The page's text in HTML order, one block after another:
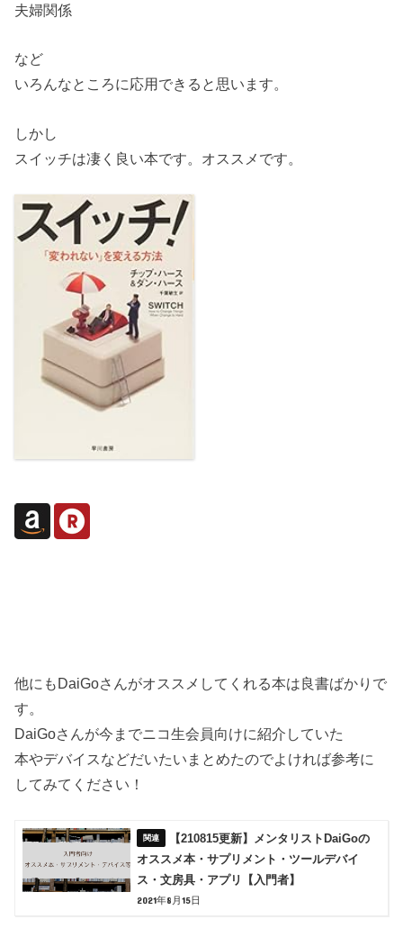
夫婦関係
など
いろんなところに応用できると思います。
しかし
スイッチは凄く良い本です。オススメです。
他にもDaiGoさんがオススメしてくれる本は良書ばかりで
す。
DaiGoさんが今までニコ生会員向けに紹介していた
本やデバイスなどだいたいまとめたのでよければ参考に
してみてください！
【210815更新】メンタリストDaiGoの
オススメ本・サプリメント・ツールデバイ
ス・文房具・アプリ【入門者】
2021年8月15日